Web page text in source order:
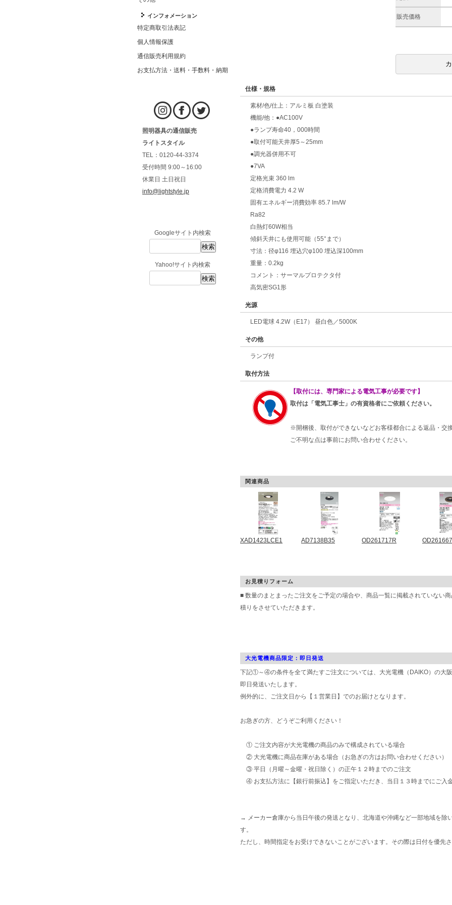
インフォメーション
特定商取引法表記
個人情報保護
通信販売利用規約
お支払方法・送料・手数料・納期
照明器具の通信販売
ライトスタイル
TEL：0120-44-3374
受付時間 9:00～16:00
休業日 土日祝日
info@lightstyle.jp
Googleサイト内検索
Yahoo!サイト内検索
販売価格
仕様・規格
素材/色/仕上：アルミ板 白塗装
機能/他：●AC100V
●ランプ寿命40，000時間
●取付可能天井厚5～25mm
●調光器併用不可
●7VA
定格光束 360 lm
定格消費電力 4.2 W
固有エネルギー消費効率 85.7 lm/W
Ra82
白熱灯60W相当
傾斜天井にも使用可能（55°まで）
寸法：径φ116 埋込穴φ100 埋込深100mm
重量：0.2kg
コメント：サーマルプロテクタ付
高気密SG1形
光源
LED電球 4.2W（E17） 昼白色／5000K
その他
ランプ付
取付方法
【取付には、専門家による電気工事が必要です】
取付は「電気工事士」の有資格者にご依頼ください。
※開梱後、取付ができないなどお客様都合による返品・交
ご不明な点は事前にお問い合わせください。
関連商品
XAD1423LCE1 AD7138B35 OD261717R
お見積りフォーム
■ 数量のまとまったご注文をご予定の場合や、商品一覧に掲載されていない
積りをさせていただきます。
大光電機商品限定：即日発送
下記①～④の条件を全て満たすご注文については、大光電機（DAIKO）の大阪
即日発送いたします。
例外的に、ご注文日から【１営業日】でのお届けとなります。
お急ぎの方、どうぞご利用ください！
① ご注文内容が大光電機の商品のみで構成されている場合
② 大光電機に商品在庫がある場合（お急ぎの方はお問い合わせください）
③ 平日（月曜～金曜・祝日除く）の正午１２時までのご注文
④ お支払方法に【銀行前振込】をご指定いただき、当日１３時までにご入
→ メーカー倉庫から当日午後の発送となり、北海道や沖縄など一部地域を除
す。
ただし、時間指定をお受けできないことがございます。その際は日付を優先さ